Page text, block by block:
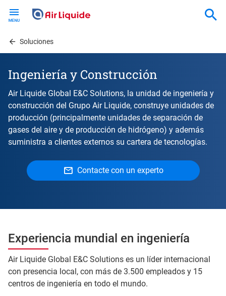
contentSoluciones
Ingeniería y Construcción
Air Liquide Global E&C Solutions, la unidad de ingeniería y
construcción del Grupo Air Liquide, construye unidades de
producción (principalmente unidades de separación de
gases del aire y de producción de hidrógeno) y además
suministra a clientes externos su cartera de tecnologías.
Contacte con un experto
Experiencia mundial en ingeniería
Air Liquide Global E&C Solutions es un líder internacional
con presencia local, con más de 3.500 empleados y 15
centros de ingeniería en todo el mundo.